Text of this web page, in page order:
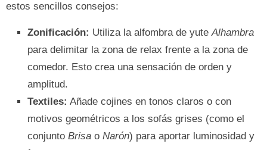
estos sencillos consejos:
Zonificación: Utiliza la alfombra de yuteAlhambra
para delimitar la zona de relax frente a la zona de
comedor. Esto crea una sensación de orden y
amplitud.
Textiles: Añade cojines en tonos claros o con
motivos geométricos a los sofás grises (como el
conjunto Brisa o Narón) para aportar luminosidad y